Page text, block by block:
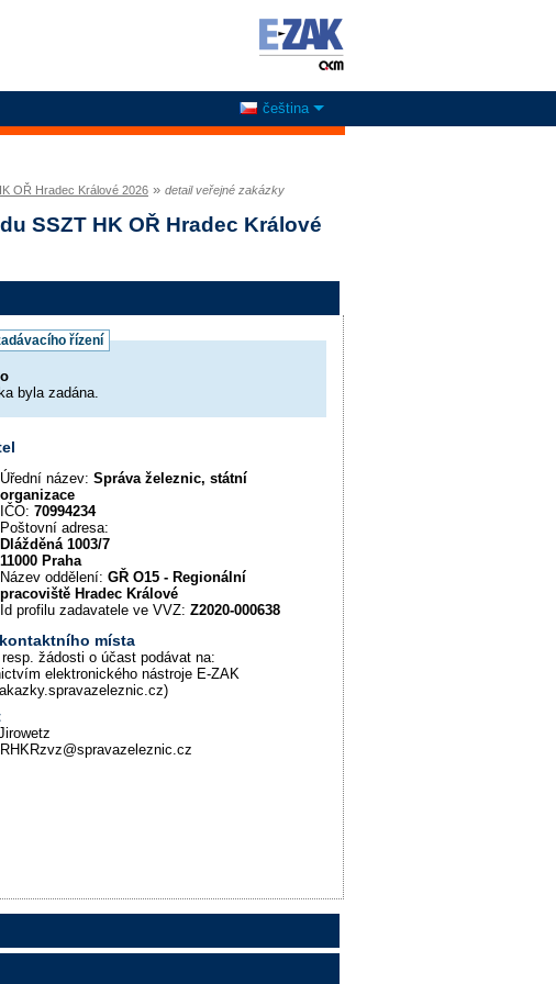
čeština
OŘ Hradec Králové 2026 » detail veřejné zakázky
SSZT HK OŘ Hradec Králové
řízení
byla zadána.
Úřední název:Správa železnic, státní
organizace
IČO:70994234
Poštovní adresa:
Dlážděná 1003/7
11000 Praha
Název oddělení:GŘ O15 - Regionální
pracoviště Hradec Králové
Id profilu zadavatele ve VVZ:Z2020-000638
místa
resp. žádosti o účast podávat na:
elektronického nástroje E-ZAK